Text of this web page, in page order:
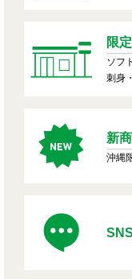
限
ソフ
刺身
新
沖縄
SNS